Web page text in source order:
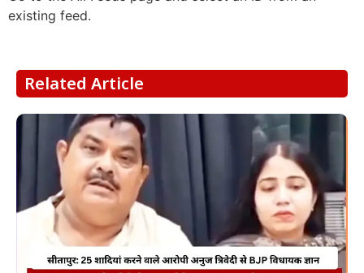
existing feed.
Related Article